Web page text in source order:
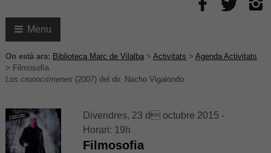
Menu
On està ara: Biblioteca Marc de Vilalba> Activitats > Agenda Activitats
> Filmosofia
Los cronocrímenes (2007) del dir. Nacho Vigalondo
Divendres, 23 d octubre 2015 -
Horari: 19h
Filmosofia